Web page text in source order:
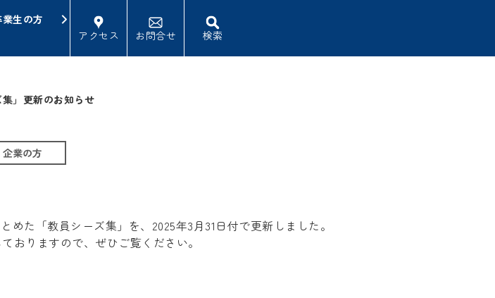
業生の方
アクセス お問合せ 検索
集」更新のお知らせ
企業の方
た「教員シーズ集」を、2025年3月31日付で更新しました。
おりますので、ぜひご覧ください。